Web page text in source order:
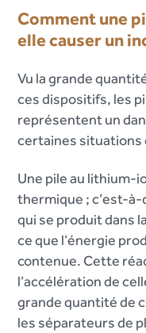
Comment une
elle causer un
Vu la grande
ces dispositifs, les
représentent un
certaines
Une pile au lithium-
thermique ; c’est-
qui se produit dans
ce que l’énergie
contenue. Cette
l’accélération de
grande quantité de
les séparateurs de